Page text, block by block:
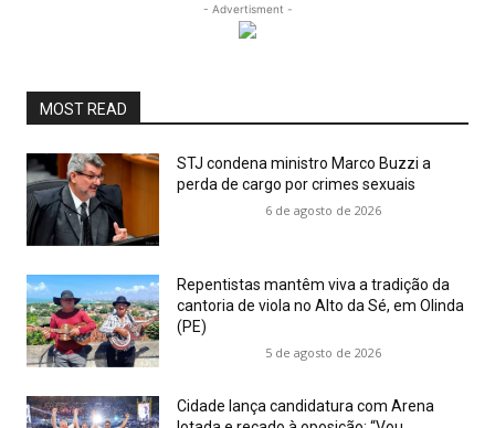
- Advertisment -
MOST READ
STJ condena ministro Marco Buzzi a
perda de cargo por crimes sexuais
6 de agosto de 2026
Repentistas mantêm viva a tradição da
cantoria de viola no Alto da Sé, em Olinda
(PE)
5 de agosto de 2026
Cidade lança candidatura com Arena